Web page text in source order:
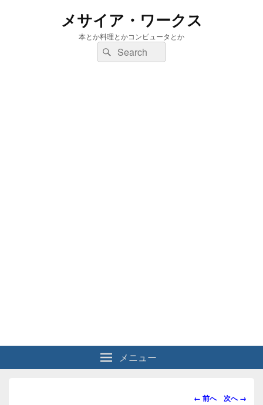
メサイア・ワークス
本とか料理とかコンピュータとか
検
索:
検
索
メニュー
画
← 前へ 次へ →